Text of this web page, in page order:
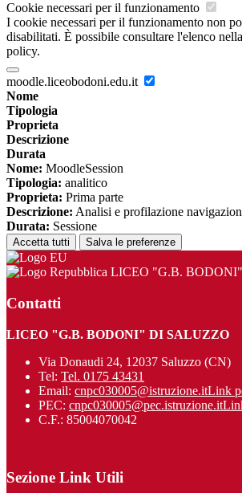
Cookie necessari per il funzionamento
I cookie necessari per il funzionamento non
disabilitati. È possibile consultare l'elenco
policy.
moodle.liceobodoni.edu.it
Nome
Tipologia
Proprieta
Descrizione
Durata
Nome: MoodleSession
Tipologia: analitico
Proprieta: Prima parte
Descrizione: Analisi e profilazione
Durata: Sessione
Accetta tutti Salva le preferenze
LICEO "G.B.
Contatti
LICEO "G.B. BODONI" DI SALUZZO
Via Donaudi 24, 12037 Saluzzo (CN)
Tel: Tel. 0175 43431
Email: cnpc030005@istruzione.itLink
PEC: cnpc030005@pec.istruzione.it
C.F.: 85004070042
Sezione Link Utili